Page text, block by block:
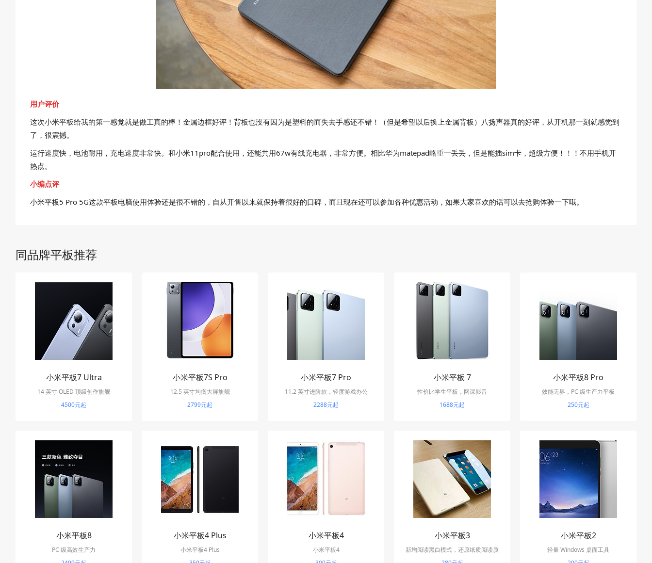
用户评价
这次小米平板给我的第一感觉就是做工真的棒！金属边框好评！背板也没有因为是塑料的而失去手感还不错！（但是希望以后换上金属背板）八扬声器真的好评，从开机那一刻就感觉到
了，很震撼。
运行速度快，电池耐用，充电速度非常快。和小米11pro配合使用，还能共用67w有线充电器，非常方便。相比华为matepad略重一丢丢，但是能插sim卡，超级方便！！！不用手机开
热点。
小编点评
小米平板5 Pro 5G这款平板电脑使用体验还是很不错的，自从开售以来就保持着很好的口碑，而且现在还可以参加各种优惠活动，如果大家喜欢的话可以去抢购体验一下哦。
同品牌平板推荐
小米平板7 Ultra
14 英寸 OLED 顶级创作旗舰
4500元起
小米平板7S Pro
12.5 英寸均衡大屏旗舰
2799元起
小米平板7 Pro
11.2 英寸进阶款，轻度游戏办公
2288元起
小米平板 7
性价比学生平板，网课影音
1688元起
小米平板8 Pro
效能无界，PC 级生产力平板
250元起
小米平板8
PC 级高效生产力
小米平板4 Plus
小米平板4 Plus
小米平板4
小米平板4
小米平板3
新增阅读黑白模式，还原纸质阅读质
小米平板2
轻量 Windows 桌面工具